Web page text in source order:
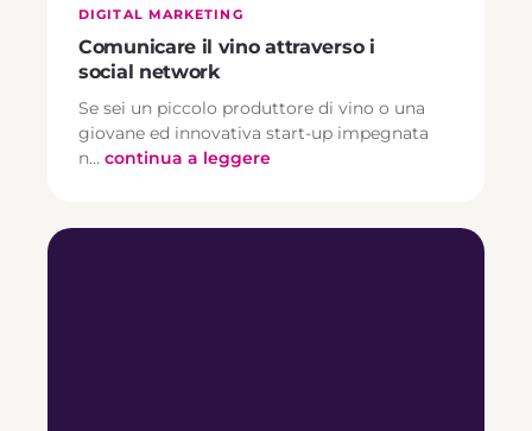
DIGITAL MARKETING
Comunicare il vino attraverso i
social network
Se sei un piccolo produttore di vino o una
giovane ed innovativa start-up impegnata
n… continua a leggere